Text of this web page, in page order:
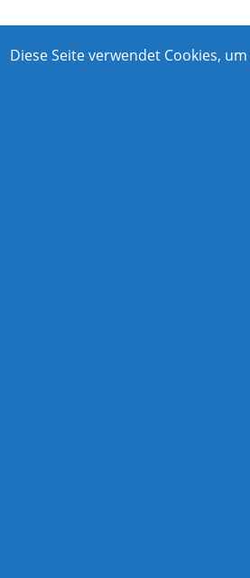
Diese Seite verwendet Cookies,